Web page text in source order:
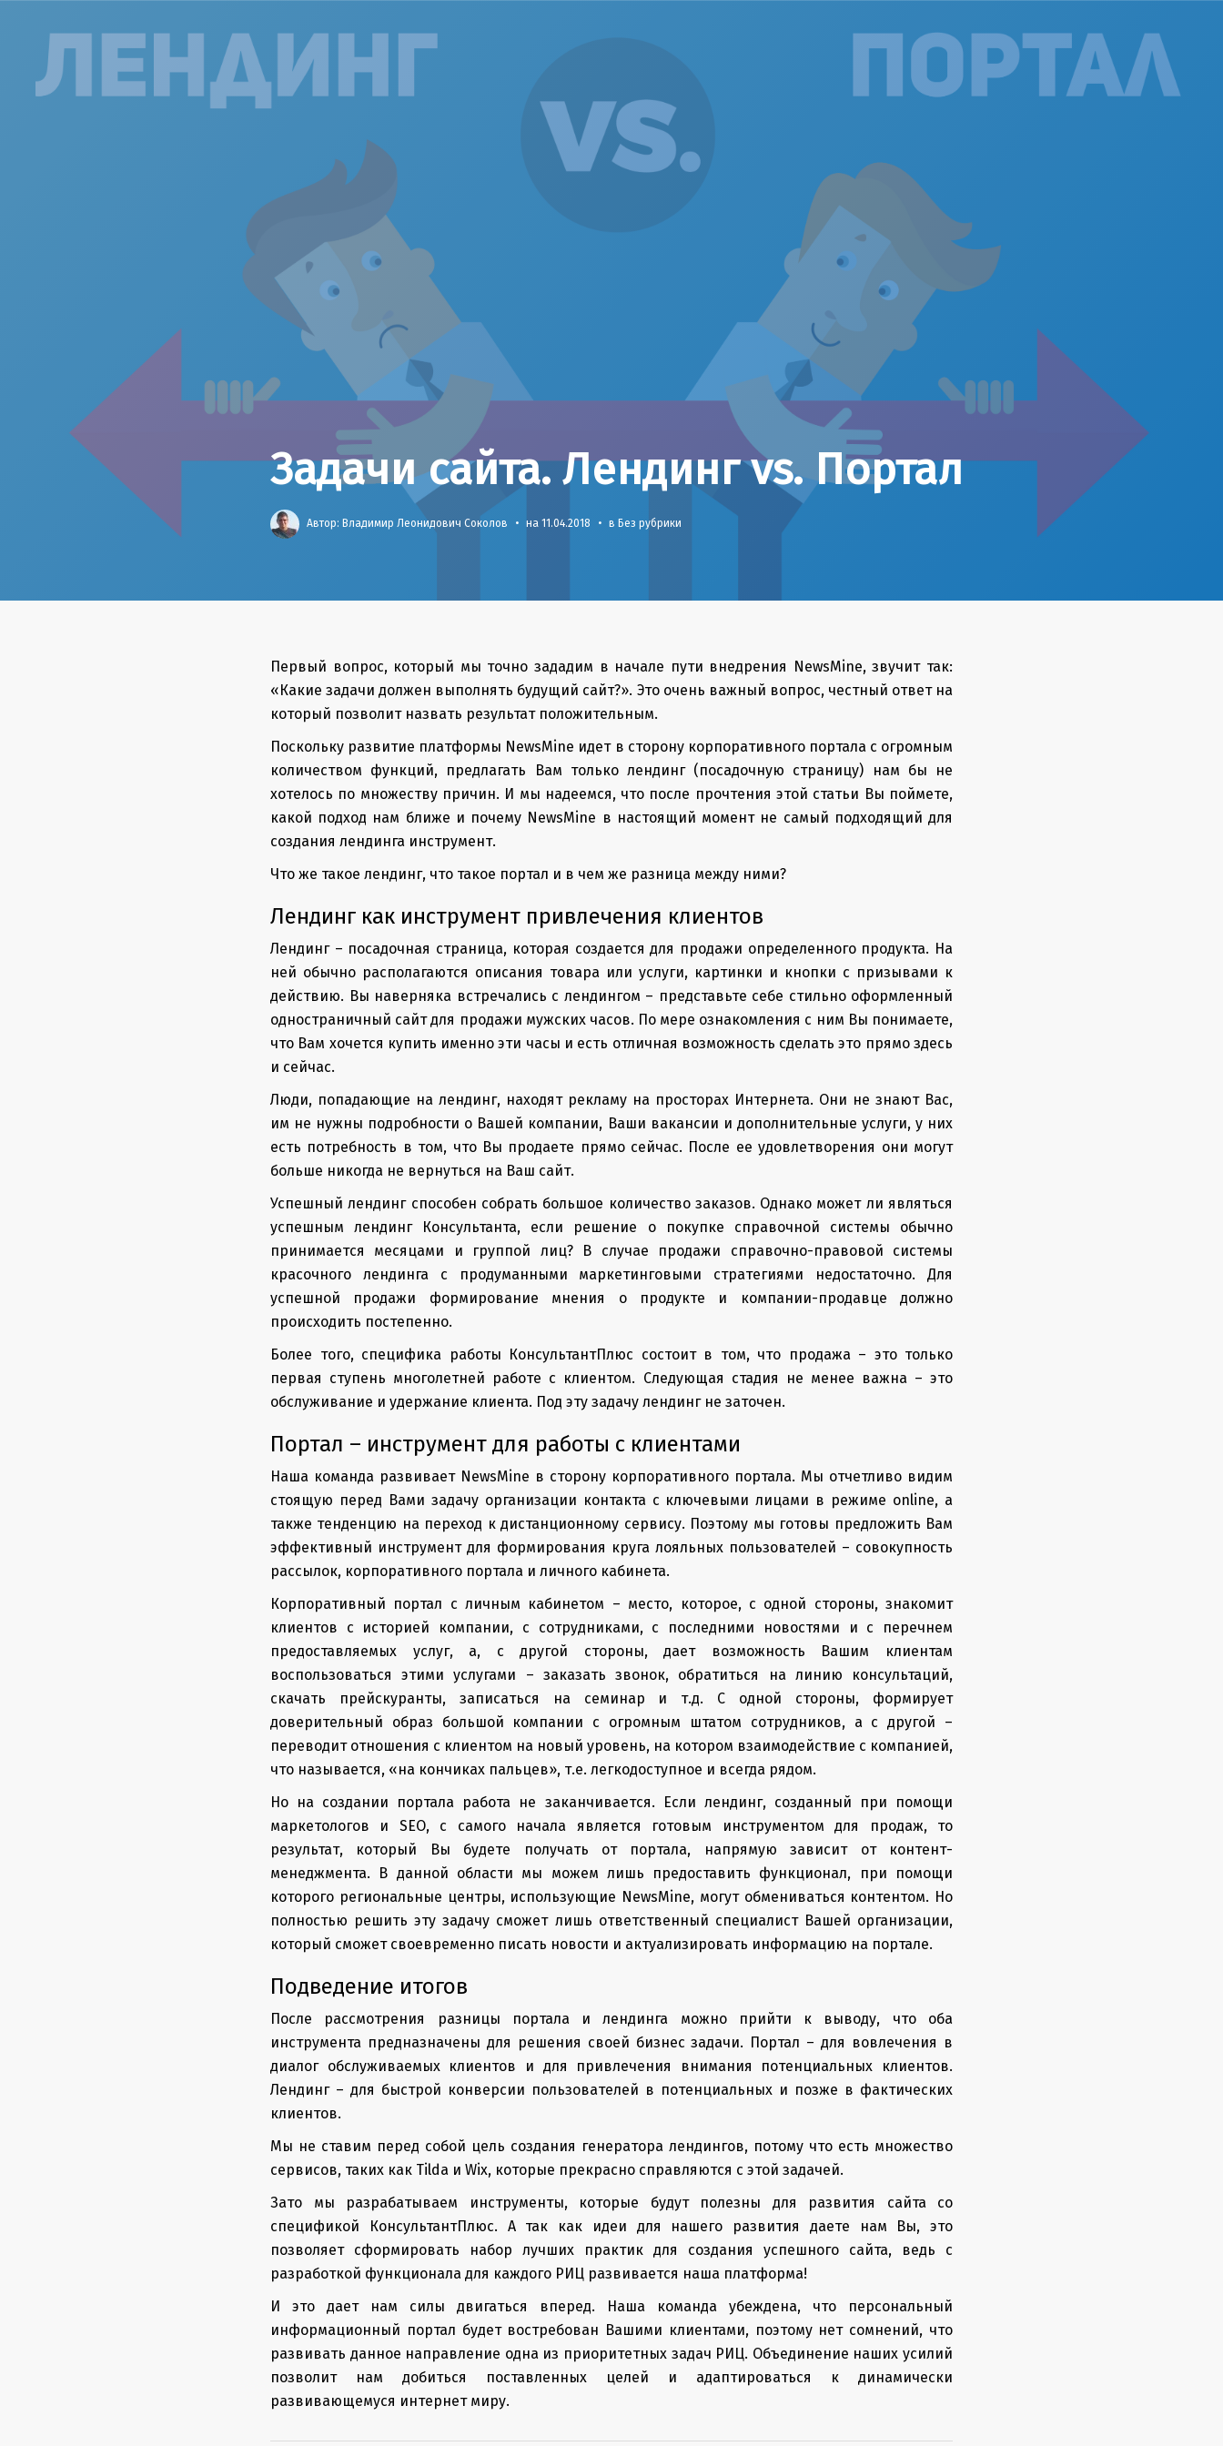
Задачи сайта. Лендинг vs. Портал
Автор: Владимир Леонидович Соколов • на 11.04.2018 • в Без рубрики
Первый вопрос, который мы точно зададим в начале пути внедрения NewsMine, звучит так:
«Какие задачи должен выполнять будущий сайт?». Это очень важный вопрос, честный ответ на
который позволит назвать результат положительным.
Поскольку развитие платформы NewsMine идет в сторону корпоративного портала с огромным
количеством функций, предлагать Вам только лендинг (посадочную страницу) нам бы не
хотелось по множеству причин. И мы надеемся, что после прочтения этой статьи Вы поймете,
какой подход нам ближе и почему NewsMine в настоящий момент не самый подходящий для
создания лендинга инструмент.
Что же такое лендинг, что такое портал и в чем же разница между ними?
Лендинг как инструмент привлечения клиентов
Лендинг – посадочная страница, которая создается для продажи определенного продукта. На
ней обычно располагаются описания товара или услуги, картинки и кнопки с призывами к
действию. Вы наверняка встречались с лендингом – представьте себе стильно оформленный
одностраничный сайт для продажи мужских часов. По мере ознакомления с ним Вы понимаете,
что Вам хочется купить именно эти часы и есть отличная возможность сделать это прямо здесь
и сейчас.
Люди, попадающие на лендинг, находят рекламу на просторах Интернета. Они не знают Вас,
им не нужны подробности о Вашей компании, Ваши вакансии и дополнительные услуги, у них
есть потребность в том, что Вы продаете прямо сейчас. После ее удовлетворения они могут
больше никогда не вернуться на Ваш сайт.
Успешный лендинг способен собрать большое количество заказов. Однако может ли являться
успешным лендинг Консультанта, если решение о покупке справочной системы обычно
принимается месяцами и группой лиц? В случае продажи справочно-правовой системы
красочного лендинга с продуманными маркетинговыми стратегиями недостаточно. Для
успешной продажи формирование мнения о продукте и компании-продавце должно
происходить постепенно.
Более того, специфика работы КонсультантПлюс состоит в том, что продажа – это только
первая ступень многолетней работе с клиентом. Следующая стадия не менее важна – это
обслуживание и удержание клиента. Под эту задачу лендинг не заточен.
Портал – инструмент для работы с клиентами
Наша команда развивает NewsMine в сторону корпоративного портала. Мы отчетливо видим
стоящую перед Вами задачу организации контакта с ключевыми лицами в режиме online, а
также тенденцию на переход к дистанционному сервису. Поэтому мы готовы предложить Вам
эффективный инструмент для формирования круга лояльных пользователей – совокупность
рассылок, корпоративного портала и личного кабинета.
Корпоративный портал с личным кабинетом – место, которое, с одной стороны, знакомит
клиентов с историей компании, с сотрудниками, с последними новостями и с перечнем
предоставляемых услуг, а, с другой стороны, дает возможность Вашим клиентам
воспользоваться этими услугами – заказать звонок, обратиться на линию консультаций,
скачать прейскуранты, записаться на семинар и т.д. С одной стороны, формирует
доверительный образ большой компании с огромным штатом сотрудников, а с другой –
переводит отношения с клиентом на новый уровень, на котором взаимодействие с компанией,
что называется, «на кончиках пальцев», т.е. легкодоступное и всегда рядом.
Но на создании портала работа не заканчивается. Если лендинг, созданный при помощи
маркетологов и SEO, с самого начала является готовым инструментом для продаж, то
результат, который Вы будете получать от портала, напрямую зависит от контент-
менеджмента. В данной области мы можем лишь предоставить функционал, при помощи
которого региональные центры, использующие NewsMine, могут обмениваться контентом. Но
полностью решить эту задачу сможет лишь ответственный специалист Вашей организации,
который сможет своевременно писать новости и актуализировать информацию на портале.
Подведение итогов
После рассмотрения разницы портала и лендинга можно прийти к выводу, что оба
инструмента предназначены для решения своей бизнес задачи. Портал – для вовлечения в
диалог обслуживаемых клиентов и для привлечения внимания потенциальных клиентов.
Лендинг – для быстрой конверсии пользователей в потенциальных и позже в фактических
клиентов.
Мы не ставим перед собой цель создания генератора лендингов, потому что есть множество
сервисов, таких как Tilda и Wix, которые прекрасно справляются с этой задачей.
Зато мы разрабатываем инструменты, которые будут полезны для развития сайта со
спецификой КонсультантПлюс. А так как идеи для нашего развития даете нам Вы, это
позволяет сформировать набор лучших практик для создания успешного сайта, ведь с
разработкой функционала для каждого РИЦ развивается наша платформа!
И это дает нам силы двигаться вперед. Наша команда убеждена, что персональный
информационный портал будет востребован Вашими клиентами, поэтому нет сомнений, что
развивать данное направление одна из приоритетных задач РИЦ. Объединение наших усилий
позволит нам добиться поставленных целей и адаптироваться к динамически
развивающемуся интернет миру.